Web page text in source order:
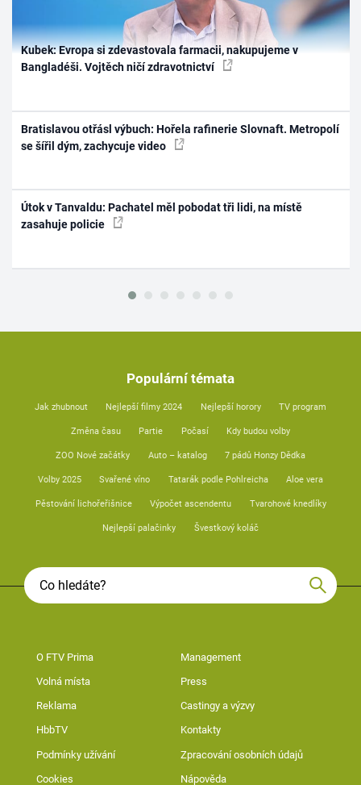
Kubek: Evropa si zdevastovala farmacii, nakupujeme v
Bangladéši. Vojtěch ničí zdravotnictví
Bratislavou otřásl výbuch: Hořela rafinerie Slovnaft. Metropolí
se šířil dým, zachycuje video
Útok v Tanvaldu: Pachatel měl pobodat tři lidi, na místě
zasahuje policie
Populární témata
Jak zhubnout Nejlepší filmy 2024 Nejlepší horory TV program
Změna času Partie Počasí Kdy budou volby
ZOO Nové začátky Auto – katalog 7 pádů Honzy Dědka
Volby 2025 Svařené víno Tatarák podle Pohlreicha Aloe vera
Pěstování lichořeřišnice Výpočet ascendentu Tvarohové knedlíky
Nejlepší palačinky Švestkový koláč
O FTV Prima Management
Volná místa Press
Reklama Castingy a výzvy
HbbTV Kontakty
Podmínky užívání Zpracování osobních údajů
Cookies Nápověda